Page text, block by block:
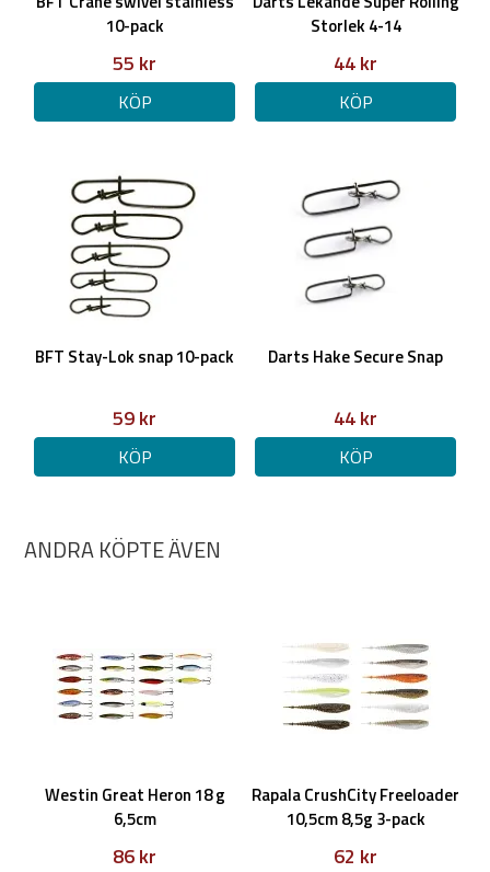
10-pack
55 kr
KÖP
Storlek 4-14
44 kr
KÖP
BFT Stay-Lok snap 10-pack
59 kr
KÖP
Darts Hake Secure Snap
44 kr
KÖP
ANDRA KÖPTE ÄVEN
Westin Great Heron 18 g
6,5cm
86 kr
Rapala CrushCity Freeloader
10,5cm 8,5g 3-pack
62 kr